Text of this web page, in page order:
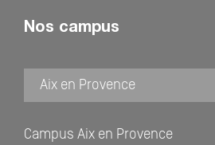
Nos campus
Campus Aix en Provence